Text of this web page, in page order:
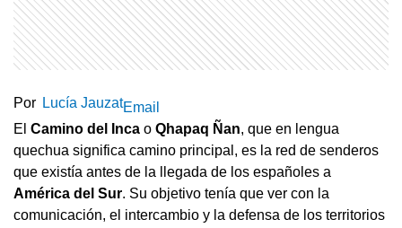
Por Lucía JauzatEmail
El Camino del Inca o Qhapaq Ñan, que en lengua
quechua significa camino principal, es la red de senderos
que existía antes de la llegada de los españoles a
América del Sur. Su objetivo tenía que ver con la
comunicación, el intercambio y la defensa de los territorios